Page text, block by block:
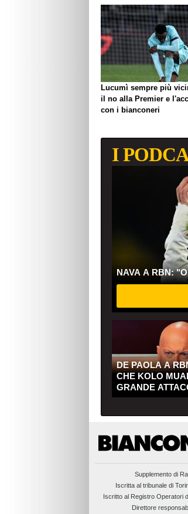
Lucumì sempre più
il no alla Premier e
con i bianconeri
I
NAVA A RBN:
DE PAOLA A
CHE KOLO
GRANDE
Supplemento di
Iscritta al tribunale di
Iscritto al Registro Operatori
Direttore